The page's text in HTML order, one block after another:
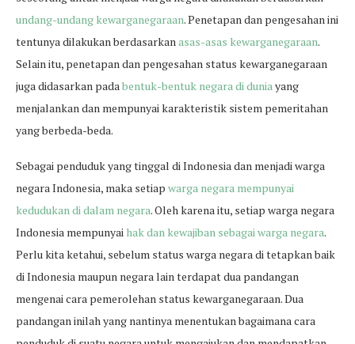
undang-undang kewarganegaraan. Penetapan dan pengesahan ini
tentunya dilakukan berdasarkanasas-asas kewarganegaraan.
Selain itu, penetapan dan pengesahan status kewarganegaraan
juga didasarkan padabentuk-bentuk negara di duniayang
menjalankan dan mempunyai karakteristik sistem pemeritahan
yang berbeda-beda.
Sebagai penduduk yang tinggal di Indonesia dan menjadi warga
negara Indonesia, maka setiap warga negara mempunyai
kedudukan di dalam negara. Oleh karena itu, setiap warga negara
Indonesia mempunyai hak dan kewajiban sebagai warga negara.
Perlu kita ketahui, sebelum status warga negara di tetapkan baik
di Indonesia maupun negara lain terdapat dua pandangan
mengenai cara pemerolehan status kewarganegaraan. Dua
pandangan inilah yang nantinya menentukan bagaimana cara